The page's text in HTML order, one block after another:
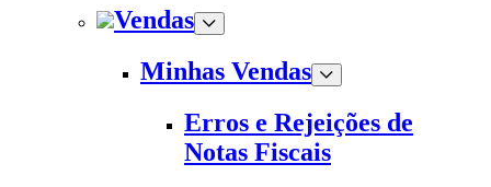
Vendas
Minhas Vendas
Erros e Rejeições de
Notas Fiscais